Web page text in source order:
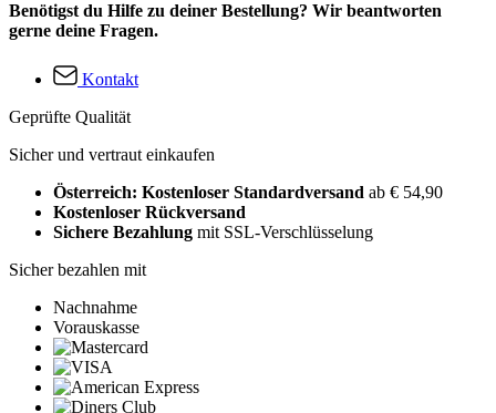
Benötigst du Hilfe zu deiner Bestellung? Wir beantworten
gerne deine Fragen.
Kontakt
Geprüfte Qualität
Sicher und vertraut einkaufen
Österreich: Kostenloser Standardversand ab € 54,90
Kostenloser Rückversand
Sichere Bezahlung mit SSL-Verschlüsselung
Sicher bezahlen mit
Nachnahme
Vorauskasse